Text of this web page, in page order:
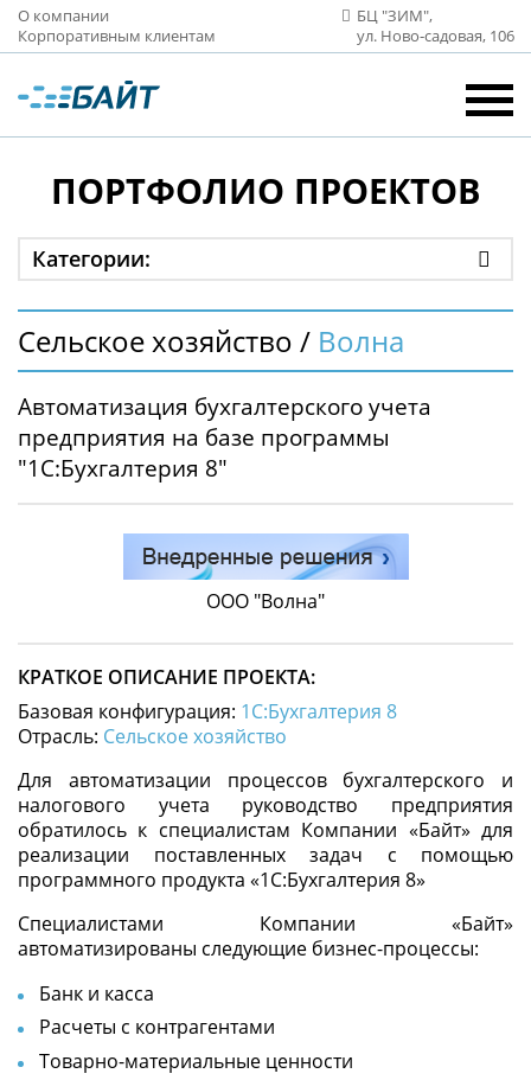
О компании
Корпоративным клиентам
БЦ "ЗИМ",
ул. Ново‑садовая, 106
ПОРТФОЛИО ПРОЕКТОВ
Категории:
Сельское хозяйство / Волна
Автоматизация бухгалтерского учета
предприятия на базе программы
"1С:Бухгалтерия 8"
ООО "Волна"
КРАТКОЕ ОПИСАНИЕ ПРОЕКТА:
Базовая конфигурация: 1С:Бухгалтерия 8
Отрасль: Сельское хозяйство
Для автоматизации процессов бухгалтерского и
налогового учета руководство предприятия
обратилось к специалистам Компании «Байт» для
реализации поставленных задач с помощью
программного продукта «1С:Бухгалтерия 8»
Специалистами Компании «Байт»
автоматизированы следующие бизнес-процессы:
Банк и касса
Расчеты с контрагентами
Товарно-материальные ценности